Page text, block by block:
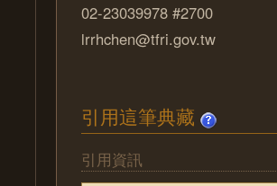
02-23039978 #2700
lrrhchen@tfri.gov.tw
引用這筆典藏
引用資訊